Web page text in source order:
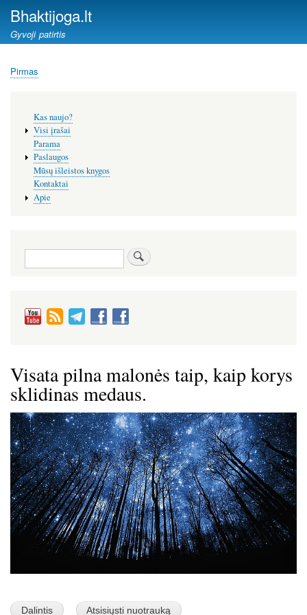
Bhaktijoga.lt
Gyvoji patirtis
Kelias
Pirmas
Visata pilna malonės taip, kaip korys
sklidinas medaus.
Image
meniu
Kas naujo?
Visi įrašai
Parama
Paslaugos
Mūsų išleistos knygos
Kontaktai
Apie
Paieška